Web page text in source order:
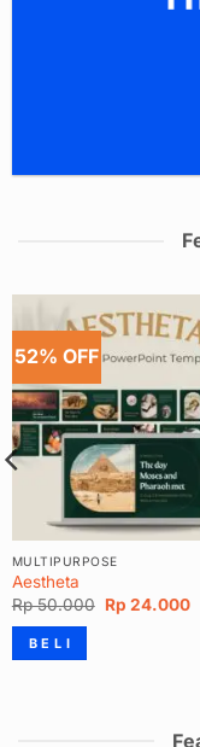
52% OFF
MULTIPURPOSE
Aestheta
Rp50.000 Harga
aslinya
Rp 24.000
B E L I